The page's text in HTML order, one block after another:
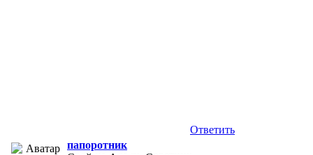
Ответить
папоротник